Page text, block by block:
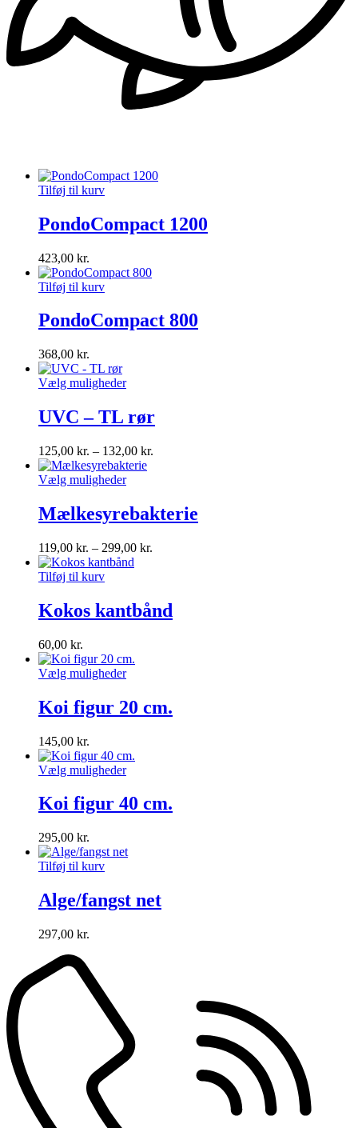
Tilføj til kurv
PondoCompact 1200
423,00 kr.
Tilføj til kurv
PondoCompact 800
368,00 kr.
Vælg muligheder
UVC – TL rør
125,00 kr. – 132,00 kr.
Vælg muligheder
Mælkesyrebakterie
119,00 kr. – 299,00 kr.
Tilføj til kurv
Kokos kantbånd
60,00 kr.
Vælg muligheder
Koi figur 20 cm.
145,00 kr.
Vælg muligheder
Koi figur 40 cm.
295,00 kr.
Tilføj til kurv
Alge/fangst net
297,00 kr.